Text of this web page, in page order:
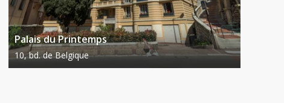
Palais du Printemps
10, bd. de Belgique